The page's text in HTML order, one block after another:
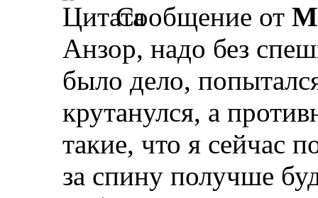
Сообщение от
Анзор, надо без
было дело,
крутанулся, а
такие, что я сейчас
за спину получше